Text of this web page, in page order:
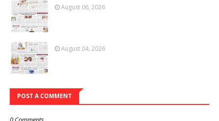
August 06, 2026
August 04, 2026
POST A COMMENT